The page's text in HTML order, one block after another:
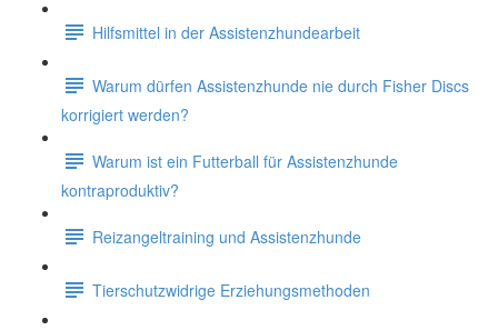
Hilfsmittel in der Assistenzhundearbeit
Warum dürfen Assistenzhunde nie durch Fisher Discs
korrigiert werden?
Warum ist ein Futterball für Assistenzhunde
kontraproduktiv?
Reizangeltraining und Assistenzhunde
Tierschutzwidrige Erziehungsmethoden